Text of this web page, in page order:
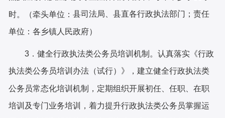
时。（牵头单位：县司法局、县直各行政执法部门；责任
单位：各乡镇 人民政府）
3．健全行政执法类公务员培训机制。认真落实《行政
执法类公务员培训办法（试行）》，建立健全行政执法类
公务员常态化培训机制，定期组织开展初任、任职、在职
培训及专门业务培训，着力提升行政执法类公务员掌握运